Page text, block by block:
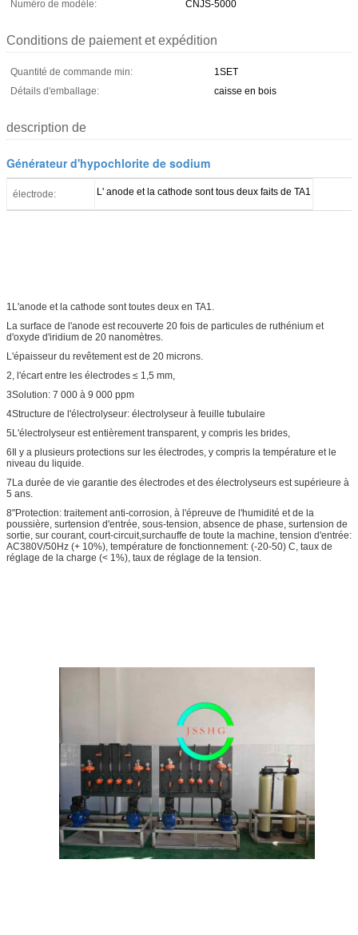
Numéro de modèle:
CNJS-5000
Conditions de paiement et expédition
Quantité de commande min:
1SET
Détails d'emballage:
caisse en bois
description de
Générateur d'hypochlorite de sodium
électrode: L' anode et la cathode sont tous deux faits de TA1
1L'anode et la cathode sont toutes deux en TA1.
La surface de l'anode est recouverte 20 fois de particules de ruthénium et
d'oxyde d'iridium de 20 nanomètres.
L'épaisseur du revêtement est de 20 microns.
2, l'écart entre les électrodes ≤ 1,5 mm,
3Solution: 7 000 à 9 000 ppm
4Structure de l'électrolyseur: électrolyseur à feuille tubulaire
5L'électrolyseur est entièrement transparent, y compris les brides,
6Il y a plusieurs protections sur les électrodes, y compris la température et le
niveau du liquide.
7La durée de vie garantie des électrodes et des électrolyseurs est supérieure à
5 ans.
8"Protection: traitement anti-corrosion, à l'épreuve de l'humidité et de la
poussière, surtension d'entrée, sous-tension, absence de phase, surtension de
sortie, sur courant, court-circuit,surchauffe de toute la machine, tension d'entrée:
AC380V/50Hz (+ 10%), température de fonctionnement: (-20-50) C, taux de
réglage de la charge (< 1%), taux de réglage de la tension.